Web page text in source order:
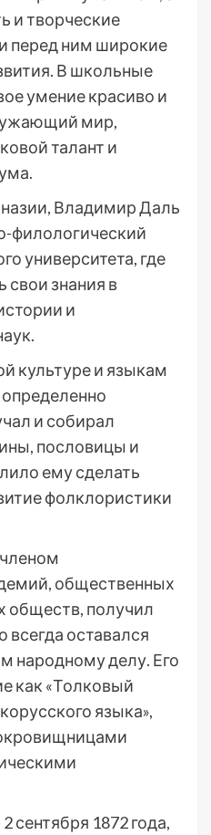
и творческие
перед ним широкие
В школьные
умение красиво и
мир,
талант и
Владимир Даль
филологический
университета, где
свои знания в
и
культуре и языкам
и собирал
пословицы и
ему сделать
фолклористики
общественных
обществ, получил
всегда оставался
народному делу. Его
как «Толковый
языка»,
сентября 1872 года,